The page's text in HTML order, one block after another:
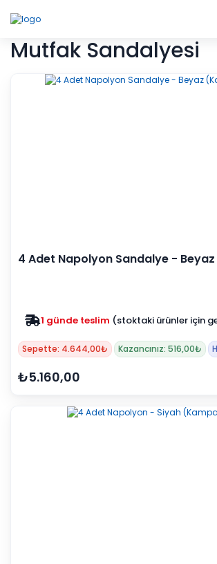
Mutfak Sandalyesi
4 Adet Napolyon Sandalye -
Zam yok 2025 fiyatları devam ediyor
Sepette: 4.644,00₺ Kazancınız: 516,00₺
₺5.160,00